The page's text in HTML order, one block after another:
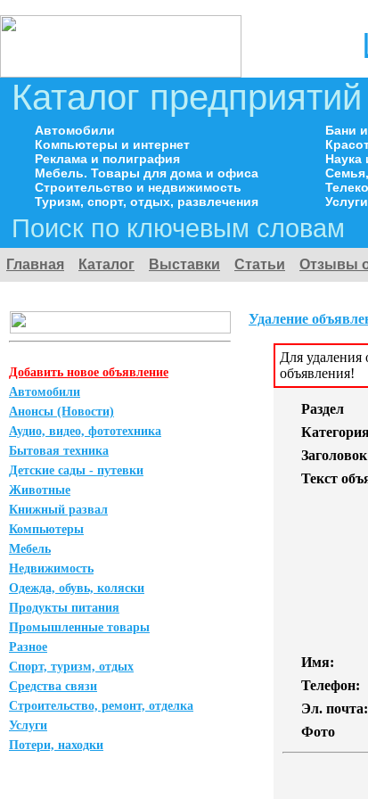
Каталог предприятий
Автомобили
Компьютеры и интернет
Реклама и полиграфия
Мебель. Товары для дома и офиса
Строительство и недвижимость
Туризм, спорт, отдых, развлечения
Бани
Наука
Поиск по ключевым словам
Главная Каталог Выставки Статьи Отзывы
Добавить новое объявление
Автомобили
Анонсы (Новости)
Аудио, видео, фототехника
Бытовая техника
Детские сады - путевки
Животные
Книжный развал
Компьютеры
Мебель
Недвижимость
Одежда, обувь, коляски
Продукты питания
Промышленные товары
Разное
Спорт, туризм, отдых
Средства связи
Строительство, ремонт, отделка
Услуги
Потери, находки
Удаление
Для удаления
объявления!
Раздел
Заголовок
Текст
Имя:
Телефон:
Эл. почта:
Фото